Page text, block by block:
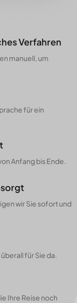
Verfahren
manuell, um
für ein
Anfang bis Ende.
wir Sie sofort und
für Sie da.
Ihre Reise noch